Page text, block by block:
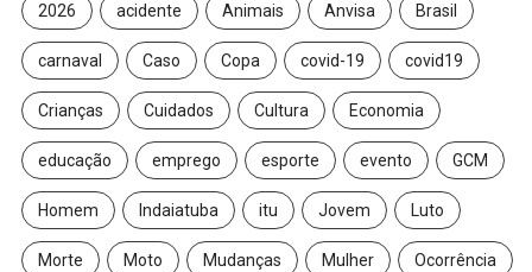
2026 acidente Animais Anvisa Brasil
carnaval Caso Copa covid-19 covid19
Crianças Cuidados Cultura Economia
educação emprego esporte evento GCM
Homem Indaiatuba itu Jovem Luto
Morte Moto Mudanças Mulher Ocorrência